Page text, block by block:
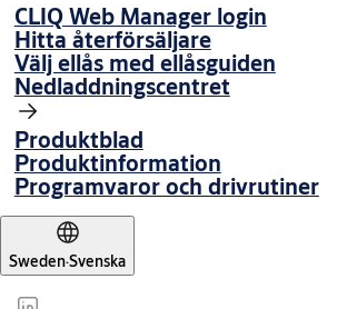
CLIQ Web Manager login
Hitta återförsäljare
Välj ellås med ellåsguiden
Nedladdningscentret
Produktblad
Produktinformation
Programvaror och drivrutiner
Sweden·Svenska